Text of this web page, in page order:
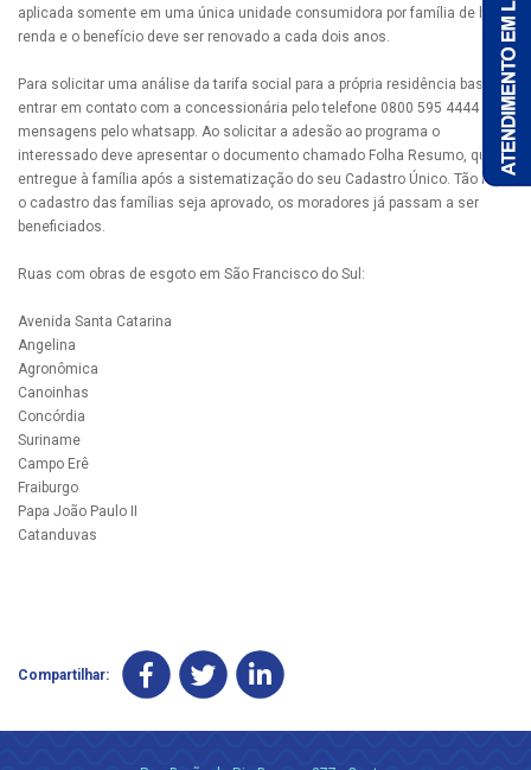
aplicada somente em uma única unidade consumidora por família de baixa
renda e o benefício deve ser renovado a cada dois anos.
Para solicitar uma análise da tarifa social para a própria residência basta
entrar em contato com a concessionária pelo telefone 0800 595 4444 ou
mensagens pelo whatsapp. Ao solicitar a adesão ao programa o
interessado deve apresentar o documento chamado Folha Resumo, que é
entregue à família após a sistematização do seu Cadastro Único. Tão logo
o cadastro das famílias seja aprovado, os moradores já passam a ser
beneficiados.
Ruas com obras de esgoto em São Francisco do Sul:
Avenida Santa Catarina
Angelina
Agronômica
Canoinhas
Concórdia
Suriname
Campo Erê
Fraiburgo
Papa João Paulo II
Catanduvas
Compartilhar: